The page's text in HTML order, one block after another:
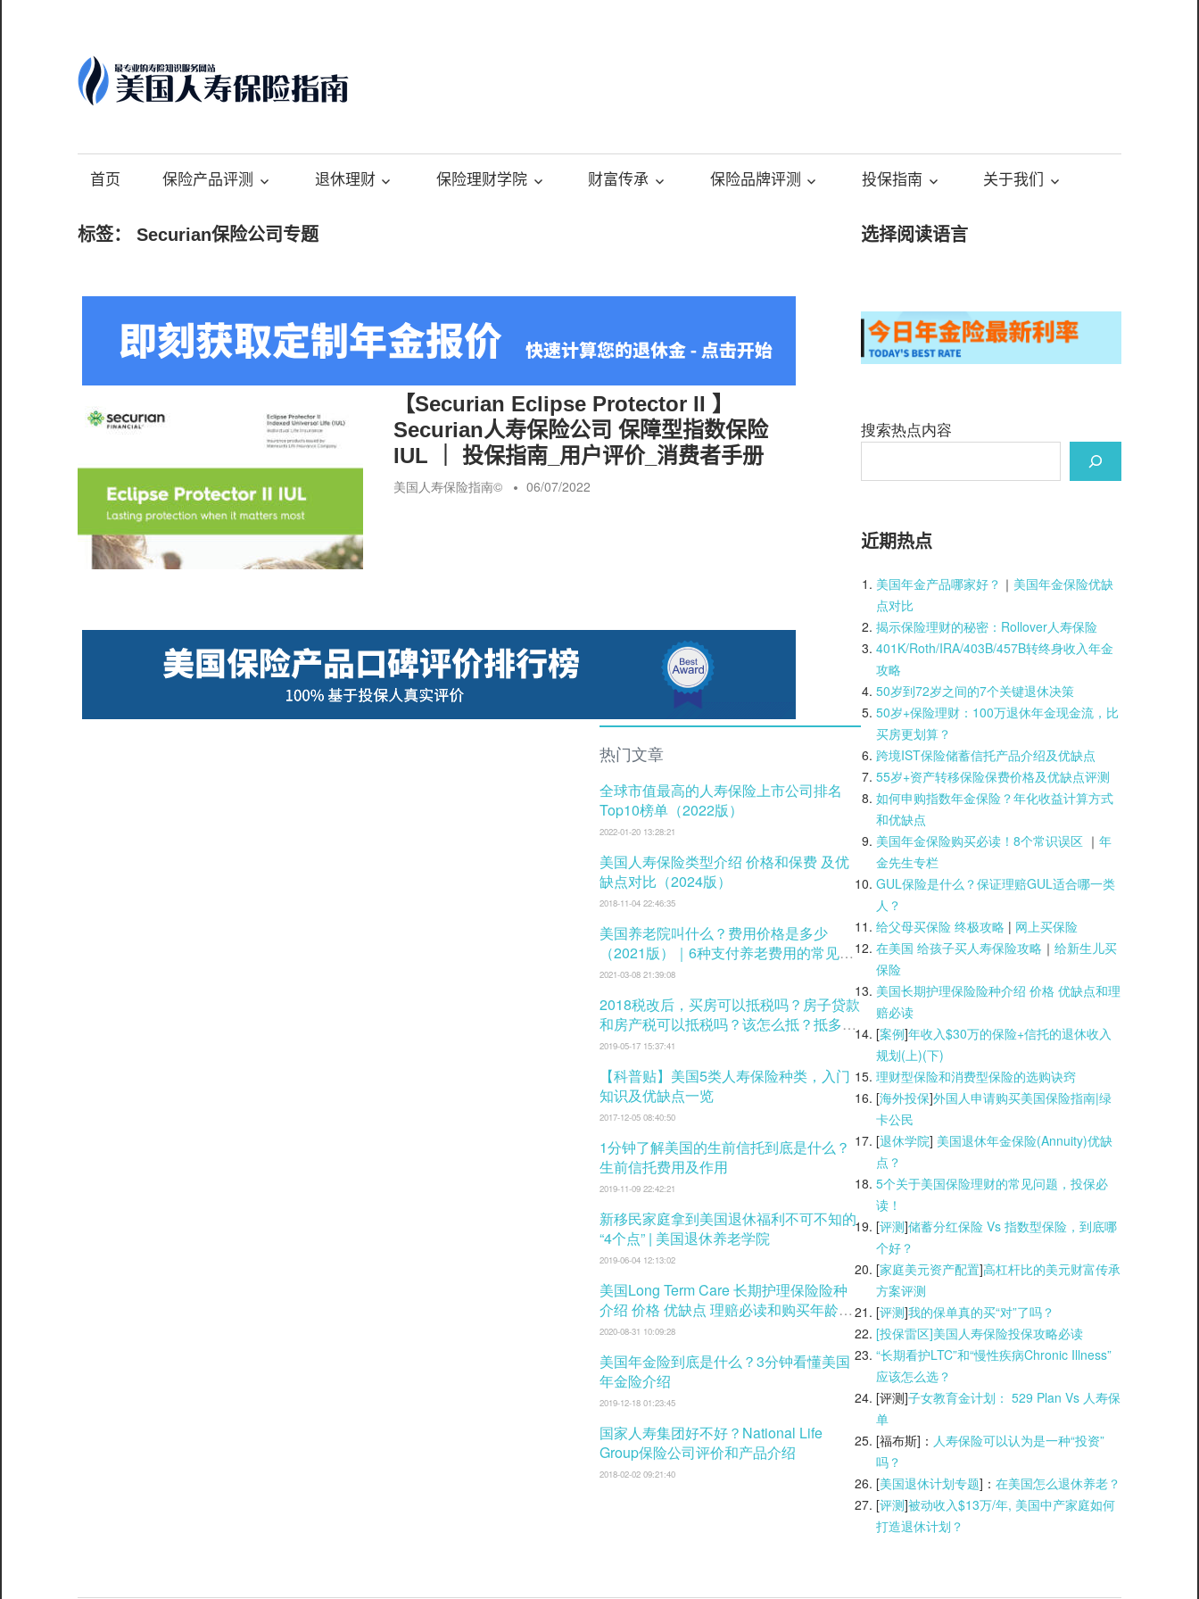
content
国
寿
保
险
指
©️
专
业
的
美
保
务
首页 保险产品评测 退休理财 保险理财学院 财富传承 保险品牌评测 投保指南 关于我们
标签： Securian保险公司专题
【Securian Eclipse Protector II 】
Securian人寿保险公司 保障型指数保险
IUL ｜ 投保指南_用户评价_消费者手册
美国人寿保险指南©️ 06/07/2022
选择阅读语言
搜索热点内容
近期热点
美国年金产品哪家好？ ｜ 美国年金保险优缺
点对比
揭示保险理财的秘密：Rollover人寿保险
401K/Roth/IRA/403B/457B转终身收入年金
攻略
50岁到72岁之间的7个关键退休决策
50岁+保险理财：100万退休年金现金流，比
买房更划算？
跨境IST保险储蓄信托产品介绍及优缺点
55岁+资产转移保险保费价格及优缺点评测
如何申购指数年金保险？年化收益计算方式
和优缺点
美国年金保险购买必读！8个常识误区 ｜ 年
金先生专栏
GUL保险是什么？保证理赔GUL适合哪一类
人？
给父母买保险 终极攻略 | 网上买保险
在美国 给孩子买人寿保险攻略 ｜ 给新生儿买
保险
美国长期护理保险险种介绍 价格 优缺点和理
赔必读
[案例]年收入$30万的保险+信托的退休收入
规划(上)(下)
理财型保险和消费型保险的选购诀窍
[海外投保]外国人申请购买美国保险指南|绿
卡公民
[退休学院] 美国退休年金保险(Annuity)优缺
点？
5个关于美国保险理财的常见问题，投保必
读！
[评测]储蓄分红保险 Vs 指数型保险，到底哪
个好？
[家庭美元资产配置]高杠杆比的美元财富传承
方案评测
[评测]我的保单真的买“对”了吗？
[投保雷区]美国人寿保险投保攻略必读
“长期看护LTC”和“慢性疾病Chronic Illness”
应该怎么选？
[评测]子女教育金计划： 529 Plan Vs 人寿保
单
[福布斯]： 人寿保险可以认为是一种“投资”
吗？
[美国退休计划专题]： 在美国怎么退休养老？
[评测]被动收入$13万/年, 美国中产家庭如何
打造退休计划？
热门文章
全球市值最高的人寿保险上市公司排名
Top10榜单（2022版）
2022-01-20 13:28:21
美国人寿保险类型介绍 价格和保费 及优
缺点对比（2024版）
2018-11-04 22:46:35
美国养老院叫什么？费用价格是多少
（2021版）｜6种支付养老费用的常见方
式
2021-03-08 21:39:08
2018税改后，买房可以抵税吗？房子贷款
和房产税可以抵税吗？该怎么抵？抵多少
税？
2019-05-17 15:37:41
【科普贴】美国5类人寿保险种类，入门
知识及优缺点一览
2017-12-05 08:40:50
1分钟了解美国的生前信托到底是什么？
生前信托费用及作用
2019-11-09 22:42:21
新移民家庭拿到美国退休福利不可不知的
“4个点” | 美国退休养老学院
2019-06-04 12:13:02
美国Long Term Care 长期护理保险险种
介绍 价格 优缺点 理赔必读和购买年龄窗
口
2020-08-31 10:09:28
美国年金险到底是什么？3分钟看懂美国
年金险介绍
2019-12-18 01:23:45
国家人寿集团好不好？National Life
Group保险公司评价和产品介绍
2018-02-02 09:21:40